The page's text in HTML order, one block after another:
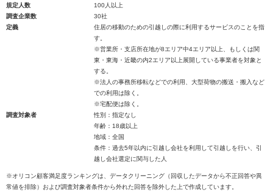
規定人数
100人以上
調査企業数
30社
定義
住居の移動のための引越しの際に利用するサービスのことを指
す。
※営業所・支店所在地が8エリア中4エリア以上、もしくは関
東・東海・近畿の内2エリア以上展開している事業者を対象と
する。
※法人の事務所移転などでの利用、大型荷物の搬送・搬入など
での利用は除く。
※宅配便は除く。
調査対象者
性別：指定なし
年齢：18歳以上
地域：全国
条件：過去5年以内に引越し会社を利用して引越しを行い、引
越し会社選定に関与した人
※オリコン顧客満足度ランキングは、データクリーニング（回収したデータから不正回答や異
常値を排除）および調査対象者条件から外れた回答を除外した上で作成しています。